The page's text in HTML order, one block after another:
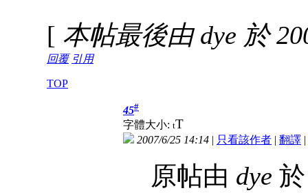
[ 本帖最後由 dye 於
回覆 引用
TOP
45#
字體大小: tT
2007/6/25 14:14 | 只看該作者 | 翻譯 |
原帖由 dye